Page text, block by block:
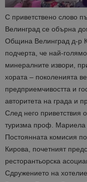
С приветствено слово
Велинград се обърна
Община Велинград д-р
подчерта, че най-
минералните извори,
хората – поколенията
предприемчивостта и
авторитета на града и
След него приветствия
туризма проф. Мариела
Постоянната комисия
Кирова, почетният
ресторантьорска
Сдружението на